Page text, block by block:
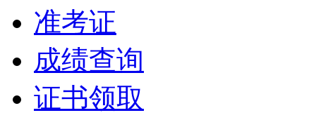
准考证
成绩查询
证书领取